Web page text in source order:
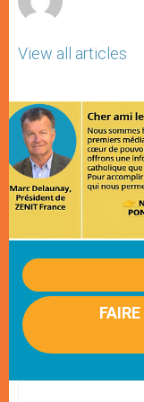
View all articles